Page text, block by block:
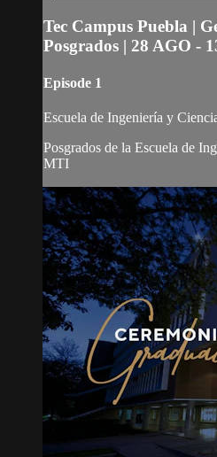
Tec Campus Puebla |
Posgrados | 28 AGO -
Episode 1
Escuela de Ingeniería y
Posgrados de la Escuela de
MTI